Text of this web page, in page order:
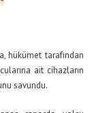
hükümet tarafından
ait cihazların
savundu.